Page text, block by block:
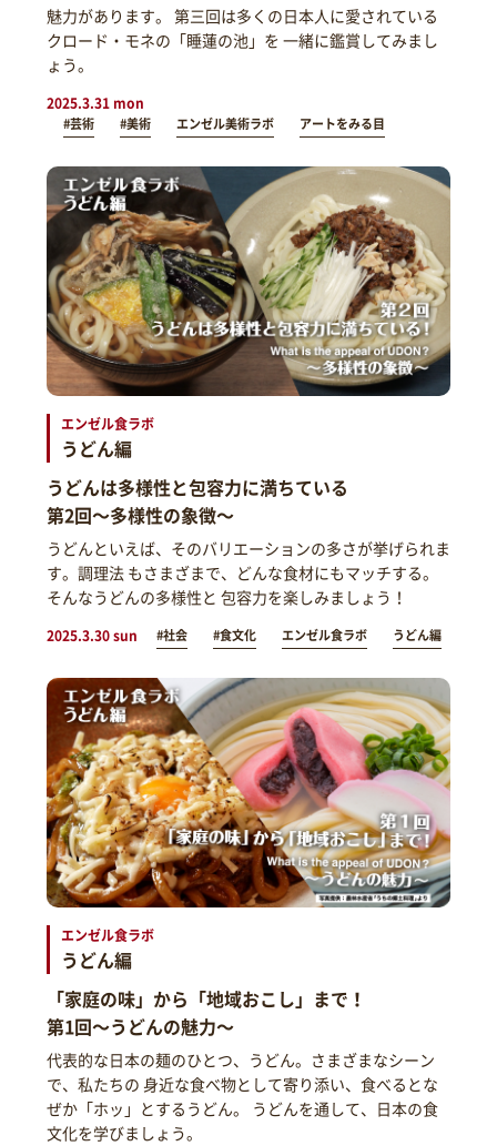
魅力があります。 第三回は多くの日本人に愛されている
クロード・モネの「睡蓮の池」を 一緒に鑑賞してみまし
ょう。
2025.3.31 mon
#芸術 #美術 エンゼル美術ラボ アートをみる目
エンゼル食ラボ
うどん編
うどんは多様性と包容力に満ちている
第2回～多様性の象徴～
うどんといえば、そのバリエーションの多さが挙げられま
す。調理法 もさまざまで、どんな食材にもマッチする。
そんなうどんの多様性と 包容力を楽しみましょう！
2025.3.30 sun #社会 #食文化 エンゼル食ラボ うどん編
エンゼル食ラボ
うどん編
「家庭の味」から「地域おこし」まで！
第1回～うどんの魅力～
代表的な日本の麺のひとつ、うどん。さまざまなシーン
で、私たちの 身近な食べ物として寄り添い、食べるとな
ぜか「ホッ」とするうどん。 うどんを通して、日本の食
文化を学びましょう。